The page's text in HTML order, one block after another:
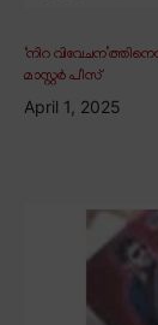
‘നിറ
മാസ്റ്റർ പീസ്
April 1, 2025